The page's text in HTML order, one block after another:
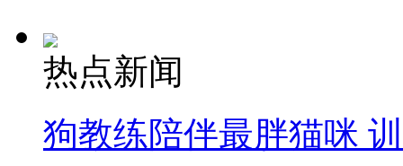
热点新闻
狗教练陪伴最胖猫咪